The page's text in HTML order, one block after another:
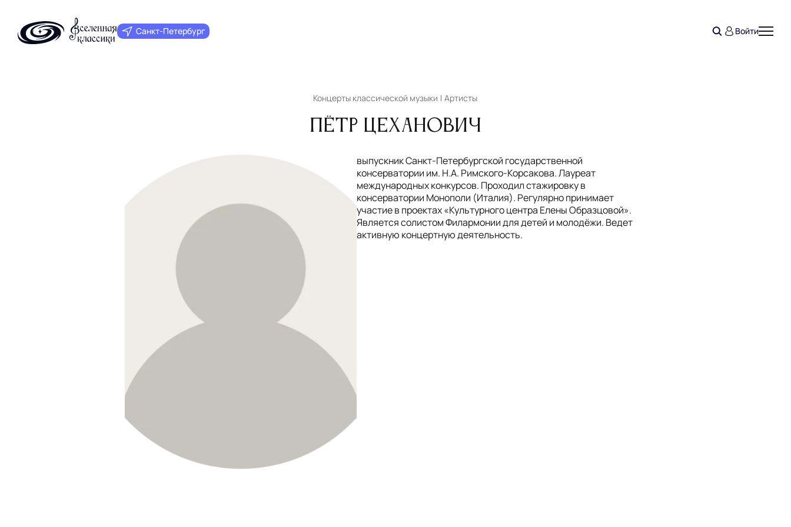
Санкт‑Петербург Войти
Концерты классической музыки Артисты
Пётр Цеханович
выпускник Санкт-Петербургской государственной
консерватории им. Н.А. Римского-Корсакова. Лауреат
международных конкурсов. Проходил стажировку в
консерватории Монополи (Италия). Регулярно принимает
участие в проектах «Культурного центра Елены Образцовой».
Является солистом Филармонии для детей и молодëжи. Ведет
активную концертную деятельность.